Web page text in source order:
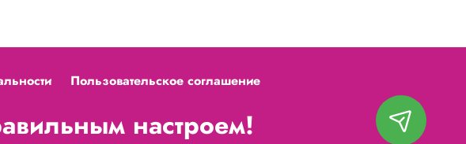
Пользовательское соглашение
настроем!